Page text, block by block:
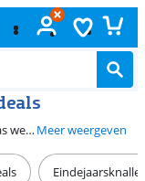
De Eindejaarsknallers e-reader deals zijn helaas weer voorbij. Maar ook buiten deze koopjesdagen vind je bij Coolblue de mooiste e-reader aanbiedingen. In december 2026 zijn we terug met de beste Eindejaarsknallers e-reader deals voor jou.Meer weergeven